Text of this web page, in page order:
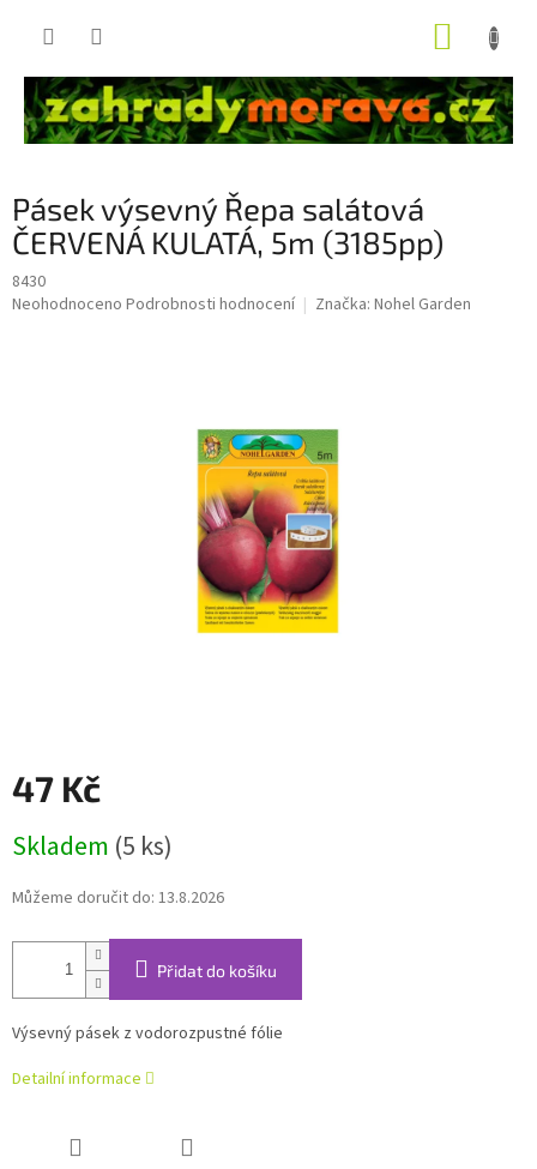
Pásek výsevný Řepa salátová
ČERVENÁ KULATÁ, 5m (3185pp)
8430
Průměrné
Neohodnoceno Podrobnosti hodnocení Značka: Nohel Garden
47 Kč
cena:
Skladem (5 ks)
Můžeme doručit do: 13.8.2026
Přidat do košíku
Výsevný pásek z vodorozpustné fólie
Detailní informace